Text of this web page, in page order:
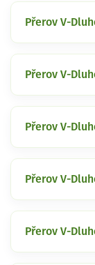
Přerov V-
Přerov V-
Přerov V-
Přerov V-
Přerov V-